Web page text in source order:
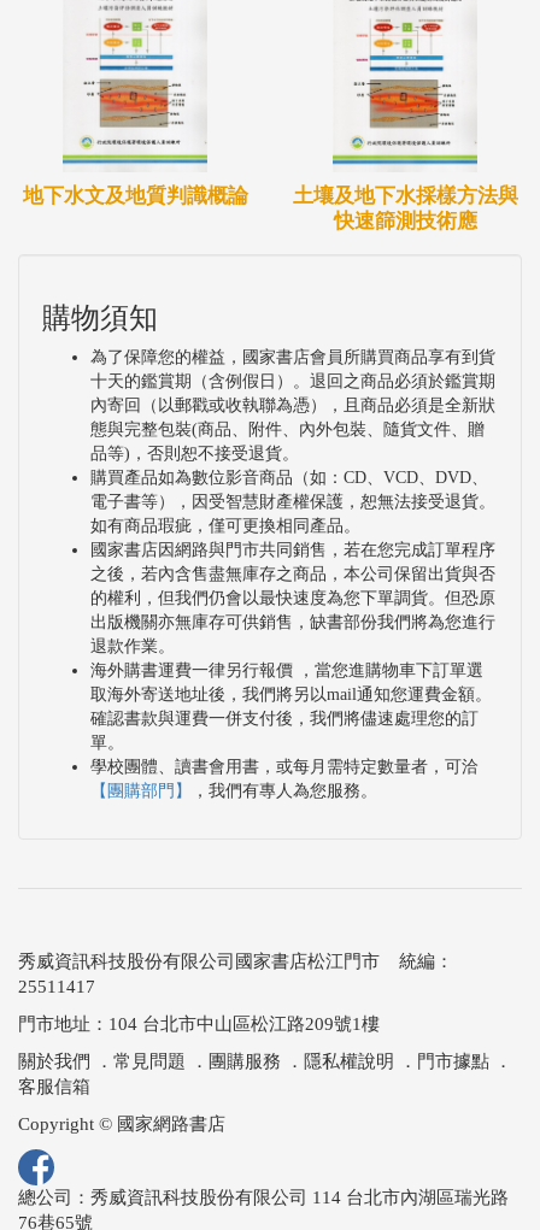
地下水文及地質判識概論
土壤及地下水採樣方法與
快速篩測技術應
購物須知
為了保障您的權益，國家書店會員所購買商品享有到貨
十天的鑑賞期（含例假日）。退回之商品必須於鑑賞期
內寄回（以郵戳或收執聯為憑），且商品必須是全新狀
態與完整包裝(商品、附件、內外包裝、隨貨文件、贈
品等)，否則恕不接受退貨。
購買產品如為數位影音商品（如：CD、VCD、DVD、
電子書等），因受智慧財產權保護，恕無法接受退貨。
如有商品瑕疵，僅可更換相同產品。
國家書店因網路與門市共同銷售，若在您完成訂單程序
之後，若內含售盡無庫存之商品，本公司保留出貨與否
的權利，但我們仍會以最快速度為您下單調貨。但恐原
出版機關亦無庫存可供銷售，缺書部份我們將為您進行
退款作業。
海外購書運費一律另行報價 ，當您進購物車下訂單選
取海外寄送地址後，我們將另以mail通知您運費金額。
確認書款與運費一併支付後，我們將儘速處理您的訂
單。
學校團體、讀書會用書，或每月需特定數量者，可洽
【團購部門】
，我們有專人為您服務。
秀威資訊科技股份有限公司國家書店松江門市 統編：
25511417
門市地址：104 台北市中山區松江路209號1樓
關於我們
． 常見問題 ． 團購服務 ． 隱私權說明 ． 門市據點 ．
客服信箱
Copyright © 國家網路書店
總公司：秀威資訊科技股份有限公司 114 台北市內湖區瑞光路
76巷65號